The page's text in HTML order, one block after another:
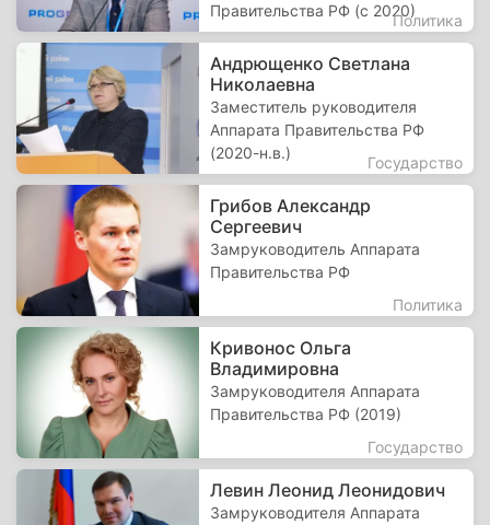
Правительства РФ (с 2020)
Политика
Андрющенко Светлана
Николаевна
Заместитель руководителя
Аппарата Правительства РФ
(2020-н.в.)
Государство
Грибов Александр
Сергеевич
Замруководитель Аппарата
Правительства РФ
Политика
Кривонос Ольга
Владимировна
Замруководителя Аппарата
Правительства РФ (2019)
Государство
Левин Леонид Леонидович
Замруководителя Аппарата